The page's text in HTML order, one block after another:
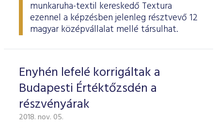
munkaruha-textil kereskedő Textura
ezennel a képzésben jelenleg résztvevő 12
magyar középvállalat mellé társulhat.
Enyhén lefelé korrigáltak a
Budapesti Értéktőzsdén a
részvényárak
2018. nov. 05.